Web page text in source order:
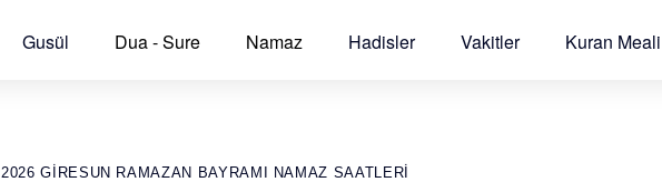
Gusül Dua - Sure Namaz Hadisler Vakitler Kuran Meali
2026 GIRESUN RAMAZAN BAYRAMI NAMAZ SAATLERI